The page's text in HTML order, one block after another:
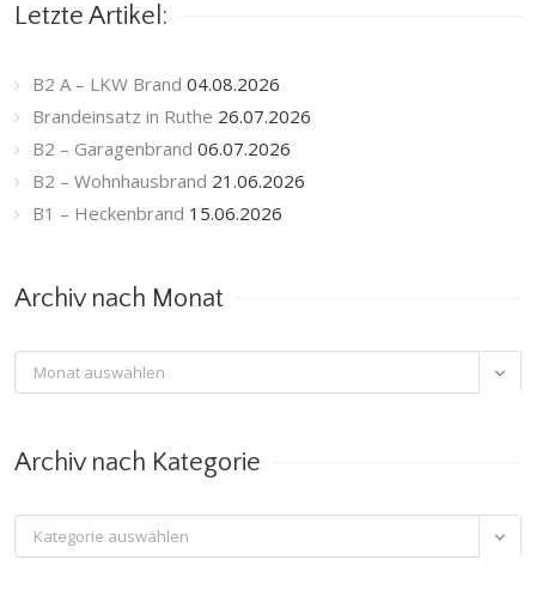
Letzte Artikel:
B2 A – LKW Brand 04.08.2026
Brandeinsatz in Ruthe 26.07.2026
B2 – Garagenbrand 06.07.2026
B2 – Wohnhausbrand 21.06.2026
B1 – Heckenbrand 15.06.2026
Archiv nach Monat
Archiv
nach

Archiv nach Kategorie
Archiv
nach
